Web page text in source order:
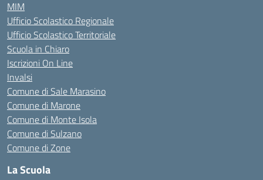
MIM
Ufficio Scolastico Regionale
Ufficio Scolastico Territoriale
Scuola in Chiaro
Iscrizioni On Line
Invalsi
Comune di Sale Marasino
Comune di Marone
Comune di Monte Isola
Comune di Sulzano
Comune di Zone
La Scuola